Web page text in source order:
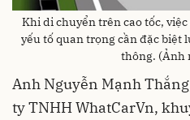
Khi di chuyển trên cao tốc,
yếu tố quan trọng cần đặc biệt
thông. (Ảnh
Anh Nguyễn Mạnh
ty TNHH WhatCarVn,